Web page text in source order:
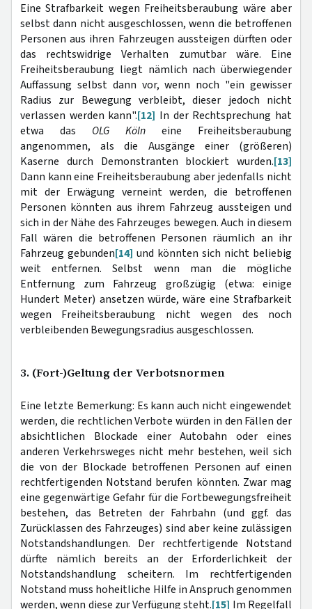
Eine Strafbarkeit wegen Freiheitsberaubung wäre aber
selbst dann nicht ausgeschlossen, wenn die betroffenen
Personen aus ihren Fahrzeugen aussteigen dürften oder
das rechtswidrige Verhalten zumutbar wäre. Eine
Freiheitsberaubung liegt nämlich nach überwiegender
Auffassung selbst dann vor, wenn noch "ein gewisser
Radius zur Bewegung verbleibt, dieser jedoch nicht
verlassen werden kann".[12] In der Rechtsprechung hat
etwa das OLG Köln eine Freiheitsberaubung
angenommen, als die Ausgänge einer (größeren)
Kaserne durch Demonstranten blockiert wurden.[13]
Dann kann eine Freiheitsberaubung aber jedenfalls nicht
mit der Erwägung verneint werden, die betroffenen
Personen könnten aus ihrem Fahrzeug aussteigen und
sich in der Nähe des Fahrzeuges bewegen. Auch in diesem
Fall wären die betroffenen Personen räumlich an ihr
Fahrzeug gebunden[14] und könnten sich nicht beliebig
weit entfernen. Selbst wenn man die mögliche
Entfernung zum Fahrzeug großzügig (etwa: einige
Hundert Meter) ansetzen würde, wäre eine Strafbarkeit
wegen Freiheitsberaubung nicht wegen des noch
verbleibenden Bewegungsradius ausgeschlossen.
3. (Fort-)Geltung der Verbotsnormen
Eine letzte Bemerkung: Es kann auch nicht eingewendet
werden, die rechtlichen Verbote würden in den Fällen der
absichtlichen Blockade einer Autobahn oder eines
anderen Verkehrsweges nicht mehr bestehen, weil sich
die von der Blockade betroffenen Personen auf einen
rechtfertigenden Notstand berufen könnten. Zwar mag
eine gegenwärtige Gefahr für die Fortbewegungsfreiheit
bestehen, das Betreten der Fahrbahn (und ggf. das
Zurücklassen des Fahrzeuges) sind aber keine zulässigen
Notstandshandlungen. Der rechtfertigende Notstand
dürfte nämlich bereits an der Erforderlichkeit der
Notstandshandlung scheitern. Im rechtfertigenden
Notstand muss hoheitliche Hilfe in Anspruch genommen
werden, wenn diese zur Verfügung steht.[15] Im Regelfall